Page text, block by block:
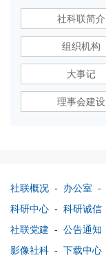
社科联简介
组织机构
大事记
理事会建设
社联概况 - 办公室 -
科研中心 - 科研诚信
社联党建 - 公告通知
影像社科 - 下载中心